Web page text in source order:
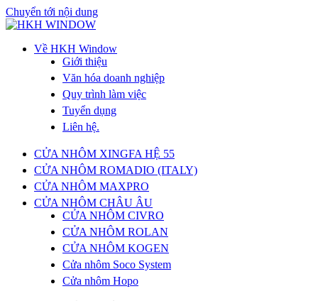
Chuyển tới nội dung
Về HKH Window
Giới thiệu
Văn hóa doanh nghiệp
Quy trình làm việc
Tuyển dụng
Liên hệ.
CỬA NHÔM XINGFA HỆ 55
CỬA NHÔM ROMADIO (ITALY)
CỬA NHÔM MAXPRO
CỬA NHÔM CHÂU ÂU
CỬA NHÔM CIVRO
CỬA NHÔM ROLAN
CỬA NHÔM KOGEN
Cửa nhôm Soco System
Cửa nhôm Hopo